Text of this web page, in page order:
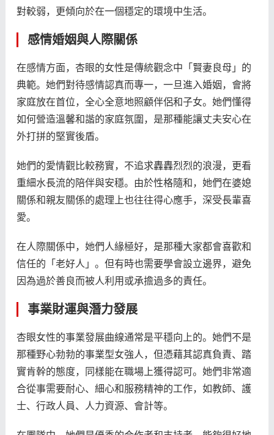
對較弱，更傾向於在一個穩定的環境中生活。
感情婚姻與人際關係
在感情方面，杏眼的女性是傳統觀念中「賢妻良母」的
典範。她們對待感情認真而專一，一旦進入婚姻，會將
家庭放在首位，全心全意地照顧伴侶和子女。她們懂得
如何營造溫馨和諧的家庭氛圍，是那種能讓丈夫安心在
外打拼的堅實後盾。
她們的愛情觀比較務實，不追求轟轟烈烈的浪漫，更看
重細水長流的陪伴與安穩。由於性格隨和，她們在婆媳
關係和親友關係的處理上也往往得心應手，深受長輩喜
愛。
在人際關係中，她們人緣極好，是那種大家都會喜歡和
信任的「老好人」。但有時也需要學會設立邊界，避免
因為過於善良而被人利用或承擔過多的責任。
事業財運與潛力發展
杏眼女性的事業發展曲線通常是平穩向上的。她們不是
那種野心勃勃的事業型女強人，但憑藉其認真負責、踏
實肯幹的態度，同樣能在職場上獲得認可。她們非常適
合從事需要耐心、細心和服務精神的工作，如教師、護
士、行政人員、人力資源、會計等。